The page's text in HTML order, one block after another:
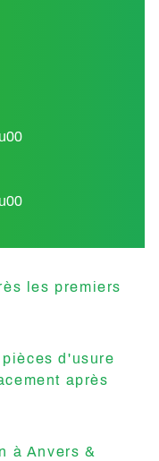
les premiers
d'usure
après
à Anvers &